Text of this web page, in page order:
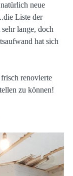
neue
Liste der
lange, doch
hat sich
renovierte
zu können!